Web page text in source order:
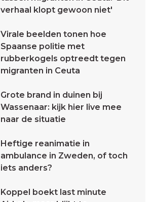
verhaal klopt gewoon niet'
Virale beelden tonen hoe
Spaanse politie met
rubberkogels optreedt tegen
migranten in Ceuta
Grote brand in duinen bij
Wassenaar: kijk hier live mee
naar de situatie
Heftige reanimatie in
ambulance in Zweden, of toch
iets anders?
Koppel boekt last minute